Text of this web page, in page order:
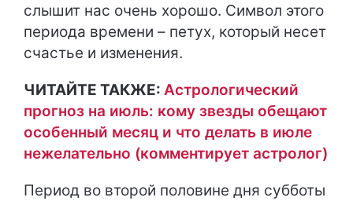
слышит нас очень хорошо. Символ этого
периода времени – петух, который несет
счастье и изменения.
ЧИТАЙТЕ ТАКЖЕ: Астрологический
прогноз на июль: кому звезды обещают
особенный месяц и что делать в июле
нежелательно (комментирует астролог)
Период во второй половине дня субботы